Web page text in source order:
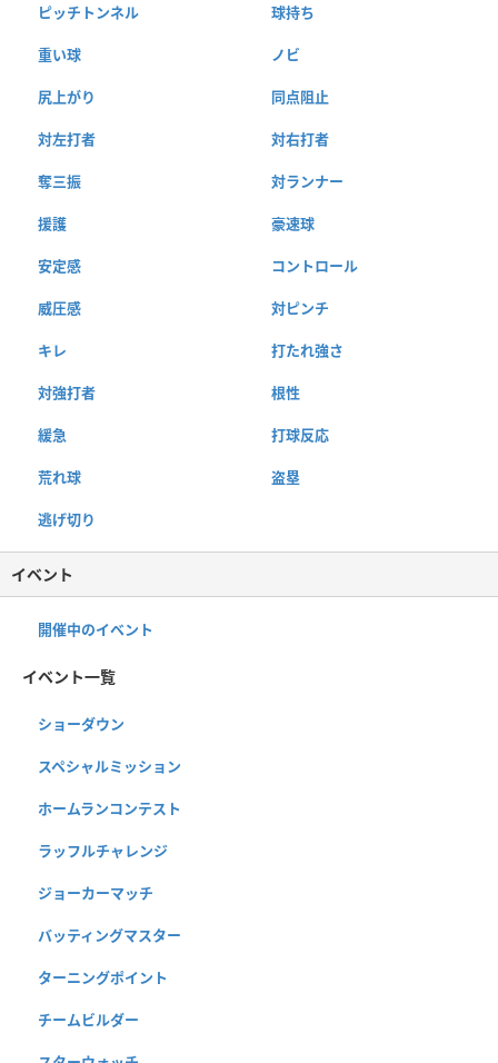
ピッチトンネル 球持ち
重い球 ノビ
尻上がり 同点阻止
対左打者 対右打者
奪三振 対ランナー
援護 豪速球
安定感 コントロール
威圧感 対ピンチ
キレ 打たれ強さ
対強打者 根性
緩急 打球反応
荒れ球 盗塁
逃げ切り
イベント
開催中のイベント
イベント一覧
ショーダウン
スペシャルミッション
ホームランコンテスト
ラッフルチャレンジ
ジョーカーマッチ
バッティングマスター
ターニングポイント
チームビルダー